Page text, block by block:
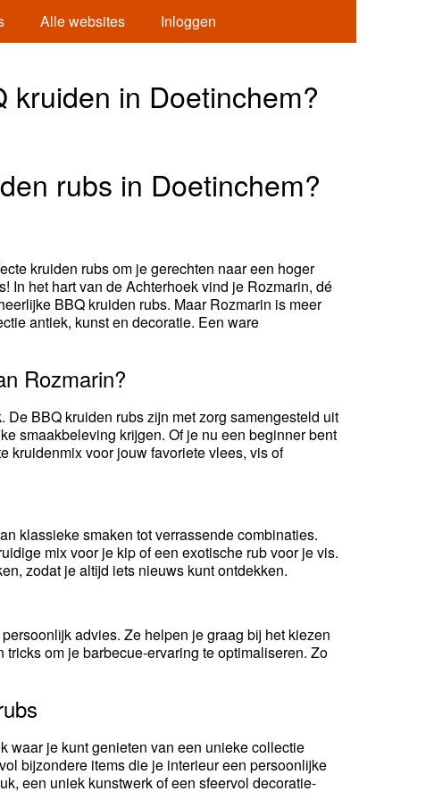
Alle websites Inloggen
kruiden in Doetinchem?
rubs in Doetinchem?
kruiden rubs om je gerechten naar een hoger
In het hart van de Achterhoek vind je Rozmarin, dé
BBQ kruiden rubs. Maar Rozmarin is meer
antiek, kunst en decoratie. Een ware
Rozmarin?
BBQ kruiden rubs zijn met zorg samengesteld uit
smaakbeleving krijgen. Of je nu een beginner bent
kruidenmix voor jouw favoriete vlees, vis of
klassieke smaken tot verrassende combinaties.
mix voor je kip of een exotische rub voor je vis.
zodat je altijd iets nieuws kunt ontdekken.
advies. Ze helpen je graag bij het kiezen
om je barbecue-ervaring te optimaliseren. Zo
waar je kunt genieten van een unieke collectie
bijzondere items die je interieur een persoonlijke
een uniek kunstwerk of een sfeervol decoratie-